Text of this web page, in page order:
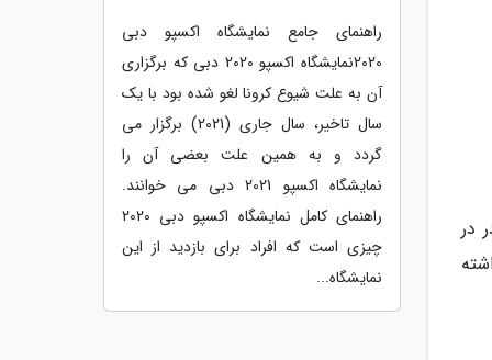
در
راهنمای جامع نمایشگاه اکسپو دبی
2020نمایشگاه اکسپو 2020 دبی که برگزاری
آن به علت شیوع کرونا لغو شده بود با یک
سال تاخیر، سال جاری (2021) برگزار می
گردد و به همین علت بعضی آن را
نمایشگاه اکسپو 2021 دبی می خوانند.
راهنمای کامل نمایشگاه اکسپو دبی 2020
چیزی است که افراد برای بازدید از این
نمایشگاه...